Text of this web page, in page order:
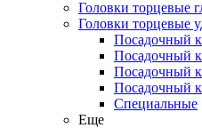
Головки торцевые
Головки торцевые
Посадочный
Посадочный
Посадочный
Посадочный
Специальные
Еще